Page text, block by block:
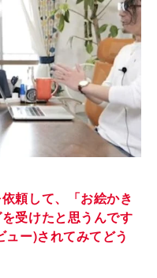
頼して、「お絵かき
受けたと思うんです
ー)されてみてどう